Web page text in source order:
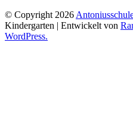
© Copyright 2026
Kindergarten | Entwickelt von
WordPress.